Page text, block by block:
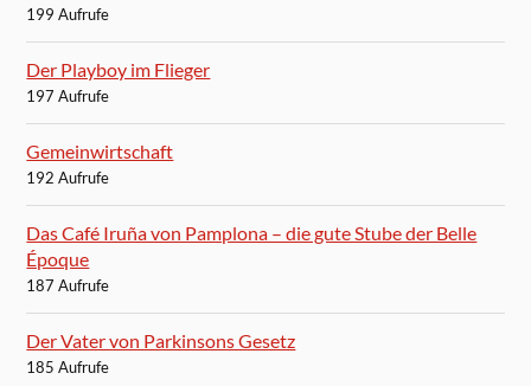
199 Aufrufe
Der Playboy im Flieger
197 Aufrufe
Gemeinwirtschaft
192 Aufrufe
Das Café Iruña von Pamplona – die gute Stube der Belle
Époque
187 Aufrufe
Der Vater von Parkinsons Gesetz
185 Aufrufe